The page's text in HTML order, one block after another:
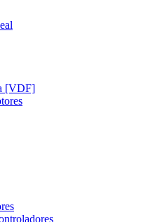
[VDF]